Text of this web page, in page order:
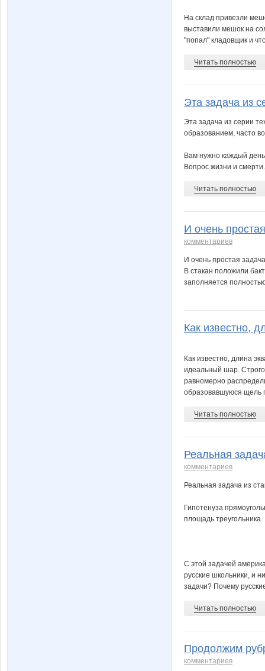
На склад привезли
выставили мешок на
"попал" кладовщик и
Читать полностью
Эта задача из
Эта задача из серии
образованием, часто
Вам нужно каждый день
Вопрос жизни и
Читать полностью
И очень
комментариев
И очень простая
В стакан положили
заполняется
Как известно,
Как известно, длина
идеальный шар. Строго
равномерно
образовавшуюся щель
Читать полностью
Реальная
комментариев
Реальная задача из
Гипотенуза
площадь треугольника.
С этой задачей
русские школьники, и
задачи? Почему
Читать полностью
Продолжим
комментариев